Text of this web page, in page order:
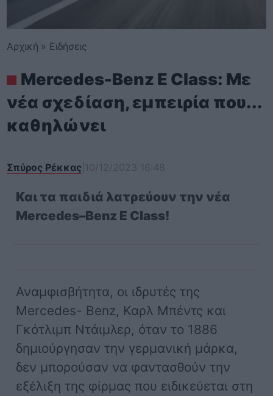
Αρχική » Ειδήσεις
Mercedes-Benz E Class: Με
νέα σχεδίαση, εμπειρία που...
καθηλώνει
Σπύρος Ρέκκας
Και τα παιδιά λατρεύουν την νέα
Mercedes–Benz E Class!
Αναμφισβήτητα, οι ιδρυτές της
Mercedes- Benz, Καρλ Μπέντς και
Γκότλιμπ Ντάιμλερ, όταν το 1886
δημιούργησαν την γερμανική μάρκα,
δεν μπορούσαν να φαντασθούν την
εξέλιξη της φίρμας που ειδικεύεται στη